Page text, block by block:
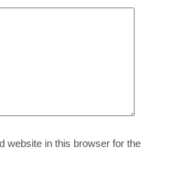
website in this browser for the